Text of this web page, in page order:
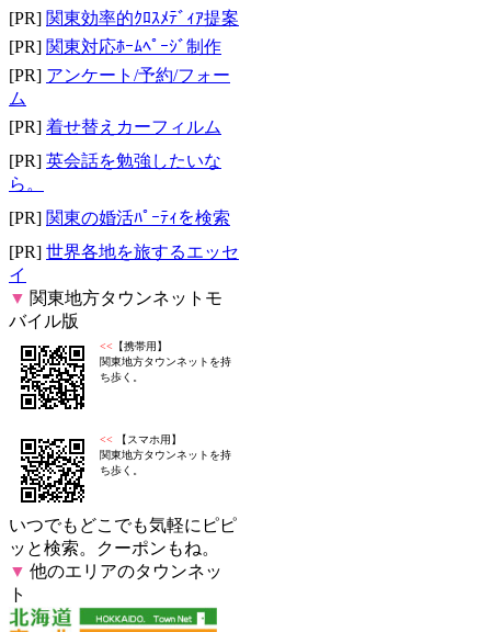
[PR] 関東効率的ｸﾛｽﾒﾃﾞｨｱ提案
[PR] 関東対応ﾎｰﾑﾍﾟｰｼﾞ制作
[PR] アンケート/予約/フォー
ム
[PR] 着せ替えカーフィルム
[PR] 英会話を勉強したいな
ら。
[PR] 関東の婚活ﾊﾟｰﾃｨを検索
[PR] 世界各地を旅するエッセ
イ
▼ 関東地方タウンネットモ
バイル版
<< 【携帯用】
関東地方タウンネットを持
ち歩く。
<< 【スマホ用】
関東地方タウンネットを持
ち歩く。
いつでもどこでも気軽にピピ
ッと検索。クーポンもね。
▼ 他のエリアのタウンネッ
ト